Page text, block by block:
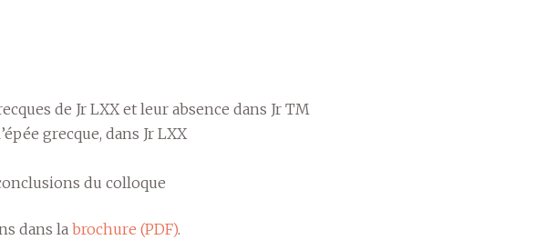
de Jr LXX et leur absence dans Jr TM
grecque, dans Jr LXX
du colloque
dans la brochure (PDF).